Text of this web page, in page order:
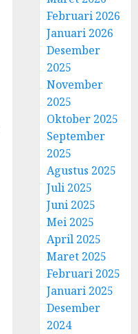
Februari 2026
Januari 2026
Desember
2025
November
2025
Oktober 2025
September
2025
Agustus 2025
Juli 2025
Juni 2025
Mei 2025
April 2025
Maret 2025
Februari 2025
Januari 2025
Desember
2024